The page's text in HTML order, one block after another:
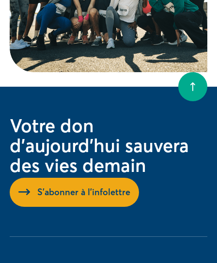
Votre don
d'aujourd'hui sauvera
des vies demain
S'abonner à l'infolettre